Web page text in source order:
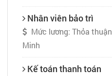
Nhân viên bảo trì
Mức lương: Thỏa thuận
Minh
Kế toán thanh toán